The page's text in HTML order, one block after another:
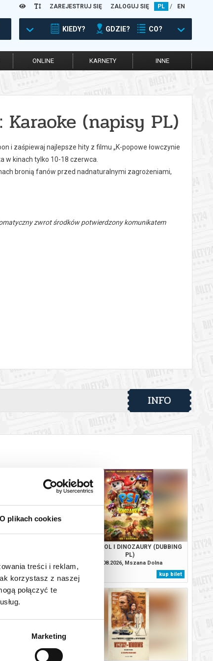
O plikach cookies
treści i reklam,
korzystasz z naszej
połączyć te
Marketing
ZAREJESTRUJ SIĘ ZALOGUJ SIĘ PL / EN
KIEDY? GDZIE? CO?
ONLINE KARNETY INNE
Karaoke (napisy PL)
i zaśpiewaj najlepsze hity z filmu „K-popowe łowczynie
w kinach tylko 10-18 czerwca.
bronią fanów przed nadnaturalnymi zagrożeniami,
zwrot środków potwierdzony komunikatem
INFO
Mszana Dolna
PSI PATROL I DINOZAURY (DUBBING
PL)
09.08.2026, Mszana Dolna
kup bilet